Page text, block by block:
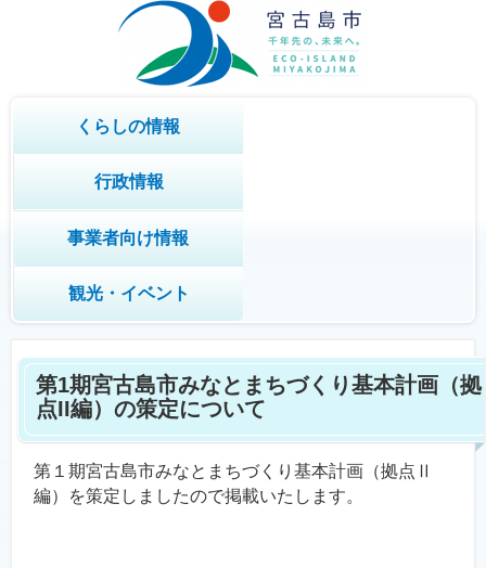
くらしの情報
行政情報
事業者向け情報
観光・イベント
第1期宮古島市みなとまちづくり基本計画（拠
点II編）の策定について
第１期宮古島市みなとまちづくり基本計画（拠点Ⅱ
編）を策定しましたので掲載いたします。